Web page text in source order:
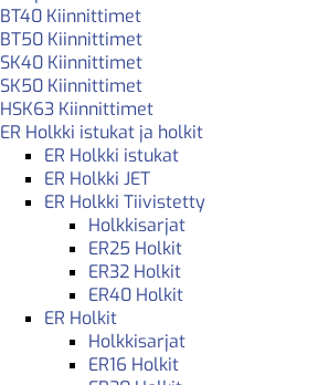
BT40 Kiinnittimet
BT50 Kiinnittimet
SK40 Kiinnittimet
SK50 Kiinnittimet
HSK63 Kiinnittimet
ER Holkki istukat ja holkit
ER Holkki istukat
ER Holkki JET
ER Holkki Tiivistetty
Holkkisarjat
ER25 Holkit
ER32 Holkit
ER40 Holkit
ER Holkit
Holkkisarjat
ER16 Holkit